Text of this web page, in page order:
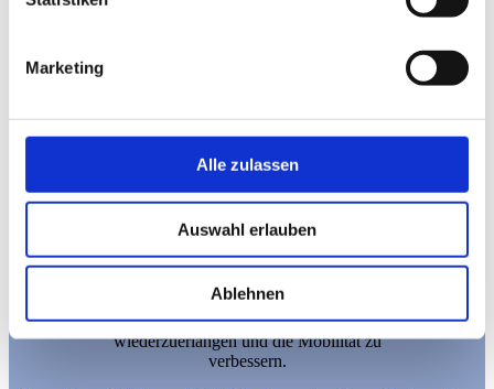
Marketing
Alle zulassen
Auswahl erlauben
Ablehnen
das Wiedererlangen des normalen Gehens, die Benutzung des
Synchronisation.
Durch die Neuromuskuläre Reorganisation wird eine Reduzierung
der Symptome, wie die Lähmungserscheinungen, ermöglicht.
Sie benötigen in unserer systemischen Forced use Therapie keine
motorischen oder auch
kognitiven Voraussetzungen, um von dieser Neurologie-Therapie zu
profitieren.
unsere Schlaganfallpatienten
dabei, ihre motorischen und kognitiven Fähigkeiten
wiederzuerlangen und die Mobilität zu
verbessern.